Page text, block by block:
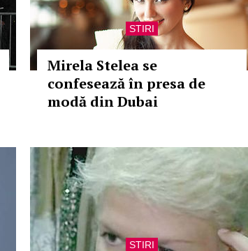
STIRI
Mirela Stelea se
confesează în presa de
modă din Dubai
STIRI